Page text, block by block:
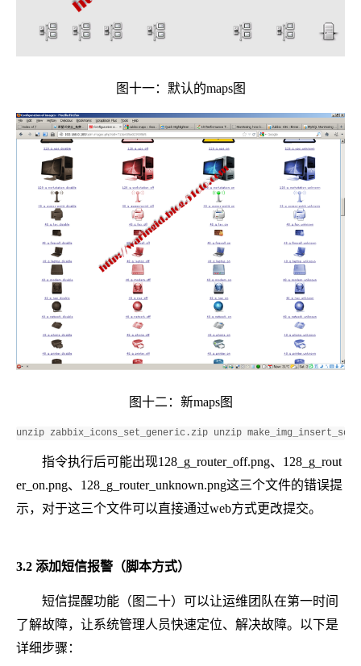
图十一：默认的maps图
图十二：新maps图
unzip zabbix_icons_set_generic.zip unzip
指令执行后可能出现128_g_router_off.png、128_g_rout
er_on.png、128_g_router_unknown.png这三个文件的错误提
示，对于这三个文件可以直接通过web方式更改提交。
3.2 添加短信报警（脚本方式）
短信提醒功能（图二十）可以让运维团队在第一时间
了解故障，让系统管理人员快速定位、解决故障。以下是
详细步骤：